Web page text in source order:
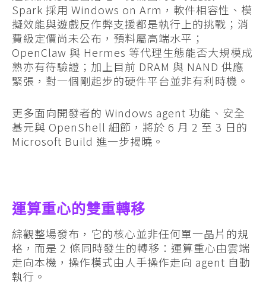
Spark 採用 Windows on Arm，軟件相容性、模
擬效能與遊戲反作弊支援都是執行上的挑戰；消
費級定價尚未公布，預料屬高端水平；
OpenClaw 與 Hermes 等代理生態能否大規模成
熟亦有待驗證；加上目前 DRAM 與 NAND 供應
緊張，對一個剛起步的硬件平台並非有利時機。
更多面向開發者的 Windows agent 功能、安全
基元與 OpenShell 細節，將於 6 月 2 至 3 日的
Microsoft Build 進一步揭曉。
運算重心的雙重轉移
綜觀整場發布，它的核心並非任何單一晶片的規
格，而是 2 條同時發生的轉移：運算重心由雲端
走向本機，操作模式由人手操作走向 agent 自動
執行。